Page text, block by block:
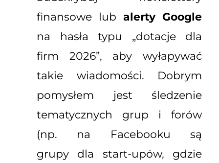
finansowe lub alerty Google
na hasła typu „dotacje dla
firm 2026”, aby wyłapywać
takie wiadomości. Dobrym
pomysłem jest śledzenie
tematycznych grup i forów
(np. na Facebooku są
grupy dla start-upów, gdzie